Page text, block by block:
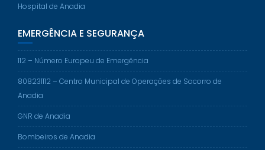
Hospital de Anadia
EMERGÊNCIA E SEGURANÇA
112 – Número Europeu de Emergência
808231112 – Centro Municipal de Operações de Socorro de
Anadia
GNR de Anadia
Bombeiros de Anadia